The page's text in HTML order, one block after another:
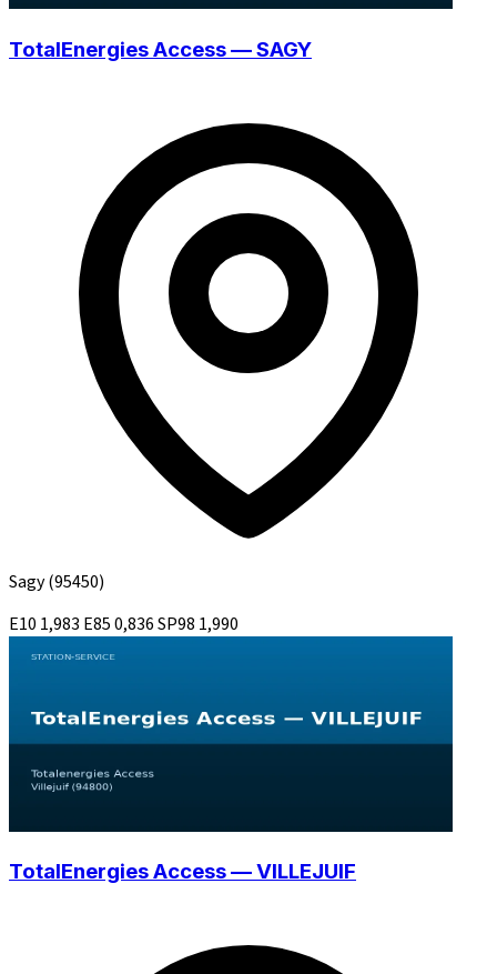
TotalEnergies Access — SAGY
Sagy(95450)
E10 1,983 E850,836SP98 1,990
TotalEnergies Access — VILLEJUIF